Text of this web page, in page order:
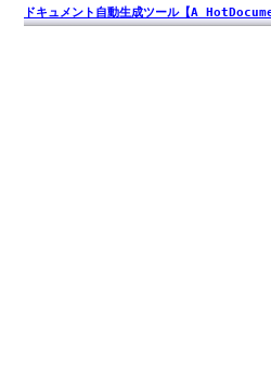
ドキュメント自動生成ツール【A